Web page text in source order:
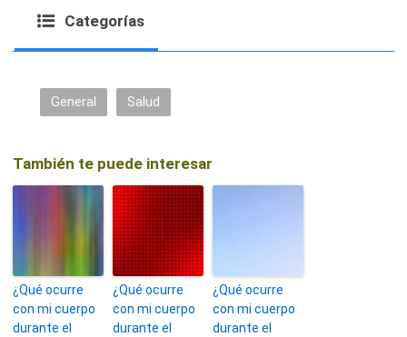
Categorías
General Salud
También te puede interesar
¿Qué ocurre
con mi cuerpo
durante el
¿Qué ocurre
con mi cuerpo
durante el
¿Qué ocurre
con mi cuerpo
durante el